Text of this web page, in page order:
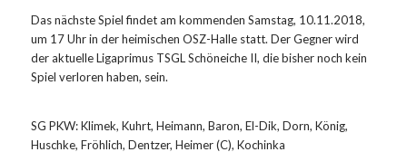
Das nächste Spiel findet am kommenden Samstag, 10.11.2018,
um 17 Uhr in der heimischen OSZ-Halle statt. Der Gegner wird
der aktuelle Ligaprimus TSGL Schöneiche II, die bisher noch kein
Spiel verloren haben, sein.
SG PKW: Klimek, Kuhrt, Heimann, Baron, El-Dik, Dorn, König,
Huschke, Fröhlich, Dentzer, Heimer (C), Kochinka